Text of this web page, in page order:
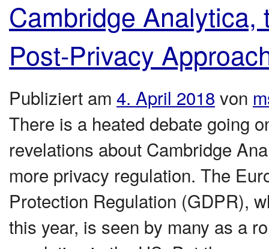
Cambridge
Post-Privacy
Publiziert am 4. April 2018 von
There is a heated debate going
revelations about Cambridge
more privacy regulation. The
Protection Regulation (GDPR),
this year, is seen by many as a